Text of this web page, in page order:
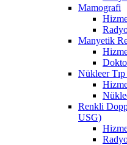
Mamografi
Manyetik
Nükleer
Renkli
USG)